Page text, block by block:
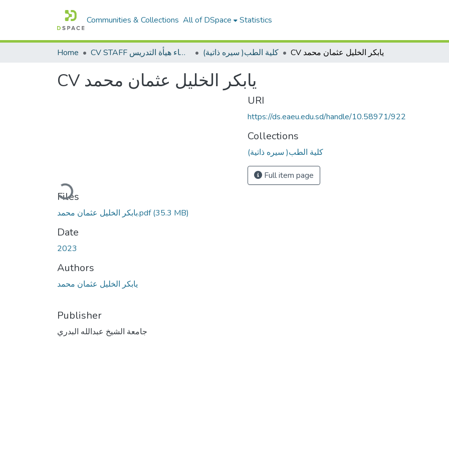
Communities & Collections All of DSpace Statistics
Home CV STAFF السيره الذاتية لأعضاء هيأة التدريس (سيره ذاتية )كلية الطب CV يابكر الخليل عثمان محمد
CV يابكر الخليل عثمان محمد
Loading...
Files
بابكر الخليل عثمان محمد.pdf(35.3 MB)
Date
2023
Authors
يابكر الخليل عثمان محمد
Publisher
جامعة الشيخ عبدالله البدري
URI
https://ds.eaeu.edu.sd/handle/10.58971/922
Collections
(سيره ذاتية )كلية الطب
Full item page